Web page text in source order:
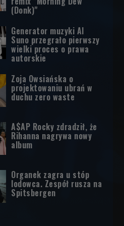
(Donk)"
Generator muzyki AI
Suno przegrało pierwszy
wielki proces o prawa
autorskie
Zoja Owsiańska o
projektowaniu ubrań w
duchu zero waste
A$AP Rocky zdradził, że
Rihanna nagrywa nowy
album
Organek zagra u stóp
lodowca. Zespół rusza na
Spitsbergen